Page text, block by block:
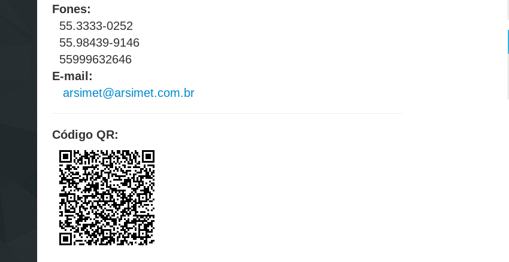
Fones:
55.3333-0252
55.98439-9146
55999632646
E-mail:
arsimet@arsimet.com.br
Código QR: